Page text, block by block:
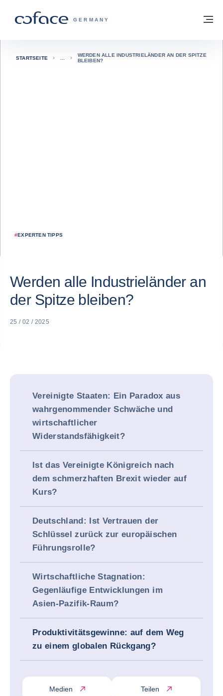
COFACE FOR TRADE - WEBSEITE DER
GERMANY
Zurück zur Startseite
#EXPERTEN TIPPS
STARTSEITE
WERDEN ALLE INDUSTRIELÄNDER AN DER SPITZE
BLEIBEN?
Werden alle Industrieländer an
der Spitze bleiben?
25 / 02 / 2025
Vereinigte Staaten: Ein Paradox aus
wahrgenommender Schwäche und
wirtschaftlicher
Widerstandsfähigkeit?
Ist das Vereinigte Königreich nach
dem schmerzhaften Brexit wieder auf
Kurs?
Deutschland: Ist Vertrauen der
Schlüssel zurück zur europäischen
Führungsrolle?
Wirtschaftliche Stagnation:
Gegenläufige Entwicklungen im
Asien-Pazifik-Raum?
Produktivitätsgewinne: auf dem Weg
zu einem globalen Rückgang?
Medien Teilen